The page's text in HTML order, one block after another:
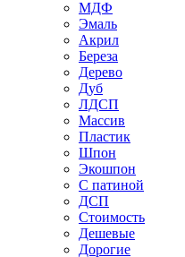
МДФ
Эмаль
Акрил
Береза
Дерево
Дуб
ЛДСП
Массив
Пластик
Шпон
Экошпон
С патиной
ДСП
Стоимость
Дешевые
Дорогие